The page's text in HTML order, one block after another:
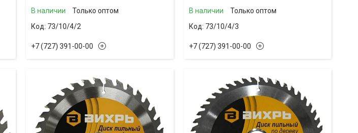
В наличии
Только оптом
73/10/4/2
+7 (727) 391-00-00
В наличии
Только оптом
73/10/4/3
+7 (727) 391-00-00